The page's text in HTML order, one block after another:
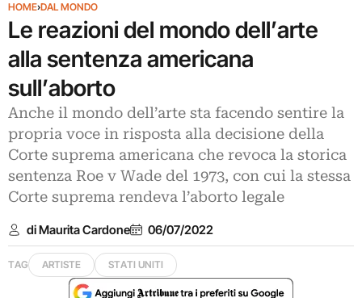
HOME›DAL MONDO
Le reazioni del mondo dell’arte
alla sentenza americana
sull’aborto
Anche il mondo dell’arte sta facendo sentire la
propria voce in risposta alla decisione della
Corte suprema americana che revoca la storica
sentenza Roe v Wade del 1973, con cui la stessa
Corte suprema rendeva l’aborto legale
di Maurita Cardone 06/07/2022
TAG ARTISTE STATI UNITI